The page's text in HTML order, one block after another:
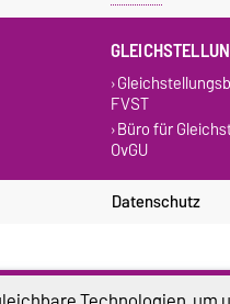
FVST
Büro für
OvGU
Datenschutz